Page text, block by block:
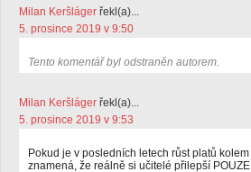
Milan Keršláger řekl(a)...
5. prosince 2019 v 9:50
Tento komentář byl odstraněn autorem.
Milan Keršláger řekl(a)...
5. prosince 2019 v 9:53
Pokud je v posledních letech růst platů
znamená, že reálně si učitelé přilepší POUZE